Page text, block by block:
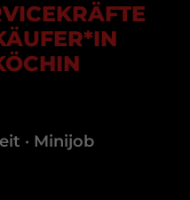
· Minijob